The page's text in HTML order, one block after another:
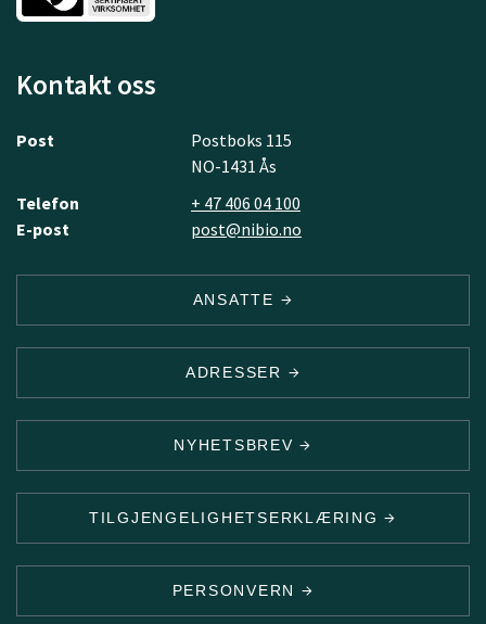
Kontakt oss
Post
Postboks 115
NO-1431 Ås
Telefon
+ 47 406 04 100
E-post
post@nibio.no
ANSATTE
ADRESSER
NYHETSBREV
TILGJENGELIGHETSERKLÆRING
PERSONVERN